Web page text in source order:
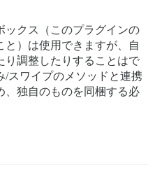
ックス（このプラグインの
）は使用できますが、自
り調整したりすることはで
/スワイプのメソッドと連携
、独自のものを同梱する必